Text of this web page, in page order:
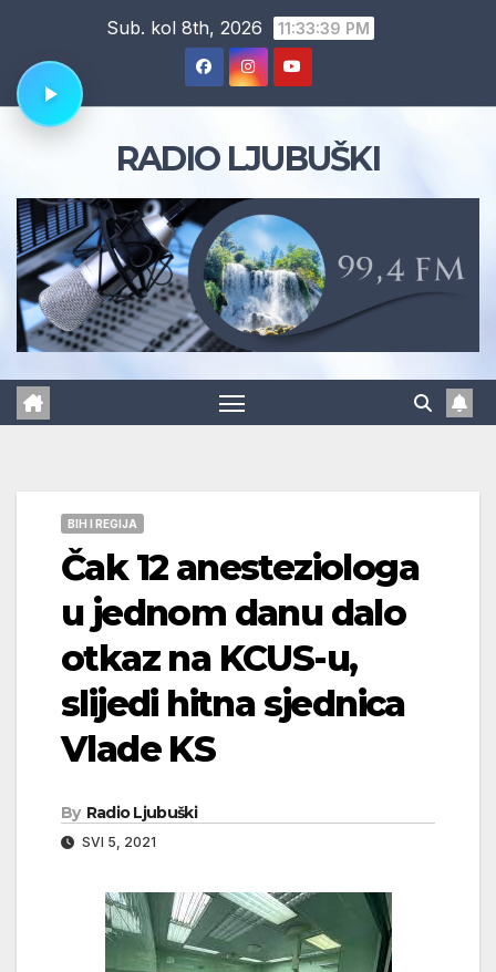
content
Sub. kol 8th, 2026 11:33:39 PM
RADIO LJUBUŠKI
BIH I REGIJA
Čak 12 anesteziologa
u jednom danu dalo
otkaz na KCUS-u,
slijedi hitna sjednica
Vlade KS
By Radio Ljubuški
SVI 5, 2021